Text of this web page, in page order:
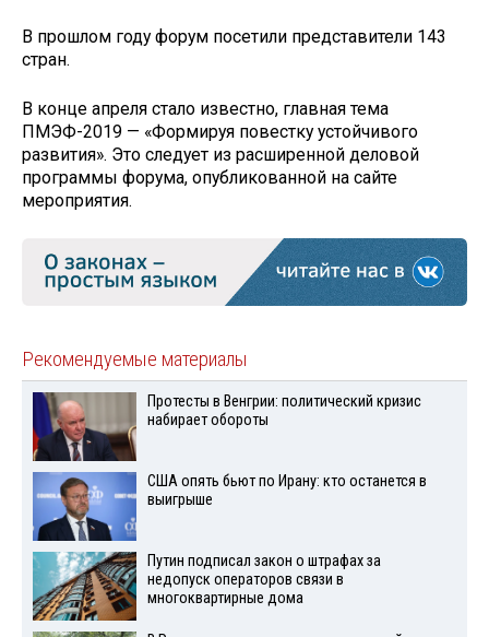
В прошлом году форум посетили представители 143
стран.
В конце апреля стало известно, главная тема
ПМЭФ-2019 — «Формируя повестку устойчивого
развития». Это следует из расширенной деловой
программы форума, опубликованной на сайте
мероприятия.
Рекомендуемые материалы
Протесты в Венгрии: политический кризис
набирает обороты
США опять бьют по Ирану: кто останется в
выигрыше
Путин подписал закон о штрафах за
недопуск операторов связи в
многоквартирные дома